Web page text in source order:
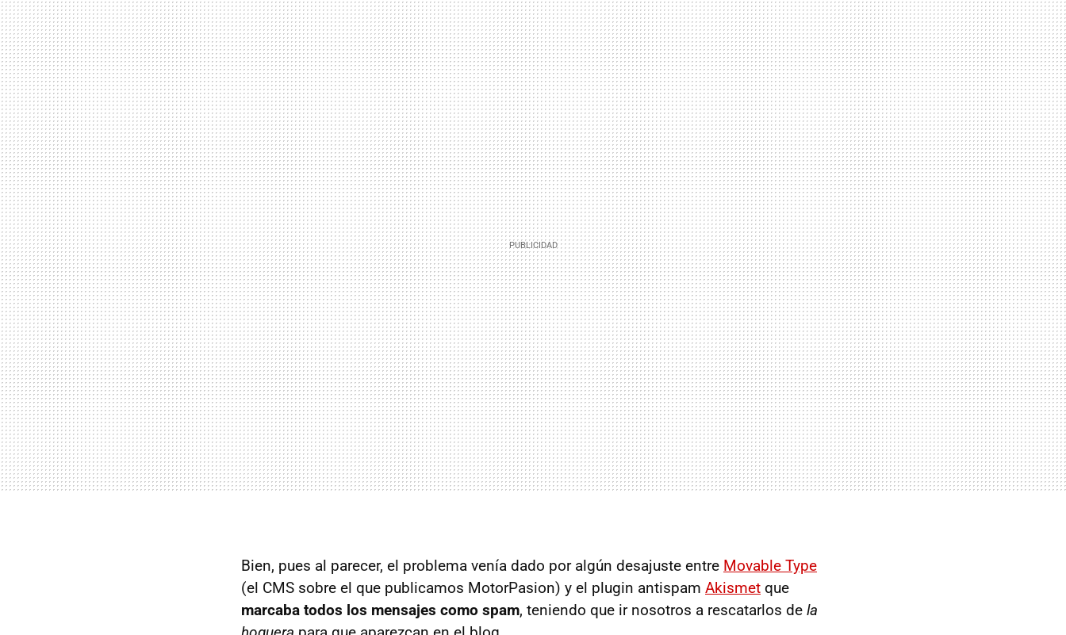
Bien, pues al parecer, el problema venía dado por algún desajuste entre Movable Type
(el CMS sobre el que publicamos MotorPasion) y el plugin antispam Akismet que
marcaba todos los mensajes como spam, teniendo que ir nosotros a rescatarlos de la